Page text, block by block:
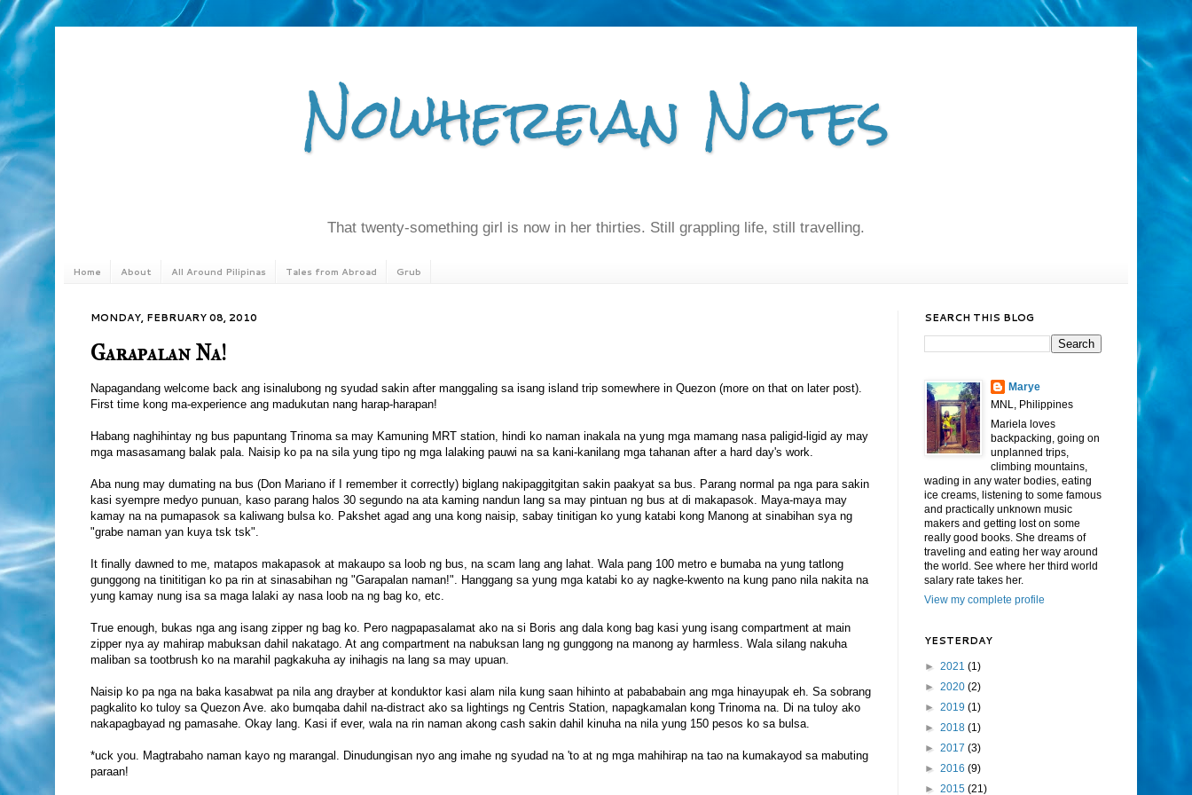
Nowhereian Notes
That twenty-something girl is now in her thirties. Still grappling life, still travelling.
Home About All Around Pilipinas Tales from Abroad Grub
MONDAY, FEBRUARY 08, 2010
Garapalan Na!
Napagandang welcome back ang isinalubong ng syudad sakin after manggaling sa isang island trip somewhere in Quezon (more on that on later post).
First time kong ma-experience ang madukutan nang harap-harapan!
Habang naghihintay ng bus papuntang Trinoma sa may Kamuning MRT station, hindi ko naman inakala na yung mga mamang nasa paligid-ligid ay may
mga masasamang balak pala. Naisip ko pa na sila yung tipo ng mga lalaking pauwi na sa kani-kanilang mga tahanan after a hard day's work.
Aba nung may dumating na bus (Don Mariano if I remember it correctly) biglang nakipaggitgitan sakin paakyat sa bus. Parang normal pa nga para sakin
kasi syempre medyo punuan, kaso parang halos 30 segundo na ata kaming nandun lang sa may pintuan ng bus at di makapasok. Maya-maya may
kamay na na pumapasok sa kaliwang bulsa ko. Pakshet agad ang una kong naisip, sabay tinitigan ko yung katabi kong Manong at sinabihan sya ng
"grabe naman yan kuya tsk tsk".
It finally dawned to me, matapos makapasok at makaupo sa loob ng bus, na scam lang ang lahat. Wala pang 100 metro e bumaba na yung tatlong
gunggong na tinititigan ko pa rin at sinasabihan ng "Garapalan naman!". Hanggang sa yung mga katabi ko ay nagke-kwento na kung pano nila nakita na
yung kamay nung isa sa maga lalaki ay nasa loob na ng bag ko, etc.
True enough, bukas nga ang isang zipper ng bag ko. Pero nagpapasalamat ako na si Boris ang dala kong bag kasi yung isang compartment at main
zipper nya ay mahirap mabuksan dahil nakatago. At ang compartment na nabuksan lang ng gunggong na manong ay harmless. Wala silang nakuha
maliban sa tootbrush ko na marahil pagkakuha ay inihagis na lang sa may upuan.
Naisip ko pa nga na baka kasabwat pa nila ang drayber at konduktor kasi alam nila kung saan hihinto at pabababain ang mga hinayupak eh. Sa sobrang
pagkalito ko tuloy sa Quezon Ave. ako bumqaba dahil na-distract ako sa lightings ng Centris Station, napagkamalan kong Trinoma na. Di na tuloy ako
nakapagbayad ng pamasahe. Okay lang. Kasi if ever, wala na rin naman akong cash sakin dahil kinuha na nila yung 150 pesos ko sa bulsa.
*uck you. Magtrabaho naman kayo ng marangal. Dinudungisan nyo ang imahe ng syudad na 'to at ng mga mahihirap na tao na kumakayod sa mabuting
paraan!
SEARCH THIS BLOG
Marye
MNL, Philippines
Mariela loves
backpacking, going on
unplanned trips,
climbing mountains,
wading in any water bodies, eating
ice creams, listening to some famous
and practically unknown music
makers and getting lost on some
really good books. She dreams of
traveling and eating her way around
the world. See where her third world
salary rate takes her.
View my complete profile
YESTERDAY
► 2021 (1)
► 2020 (2)
► 2019 (1)
► 2018 (1)
► 2017 (3)
► 2016 (9)
► 2015 (21)